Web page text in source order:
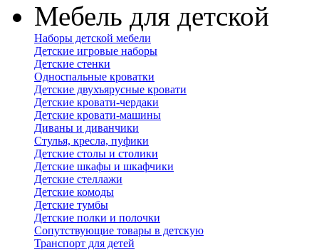
Мебель для детской
Наборы детской мебели
Детские игровые наборы
Детские стенки
Односпальные кроватки
Детские двухъярусные кровати
Детские кровати-чердаки
Детские кровати-машины
Диваны и диванчики
Стулья, кресла, пуфики
Детские столы и столики
Детские шкафы и шкафчики
Детские стеллажи
Детские комоды
Детские тумбы
Детские полки и полочки
Сопутствующие товары в детскую
Транспорт для детей